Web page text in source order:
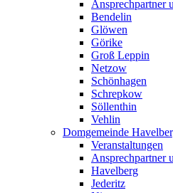
Ansprechpartner
Bendelin
Glöwen
Görike
Groß Leppin
Netzow
Schönhagen
Schrepkow
Söllenthin
Vehlin
Domgemeinde
Veranstaltungen
Ansprechpartner
Havelberg
Jederitz